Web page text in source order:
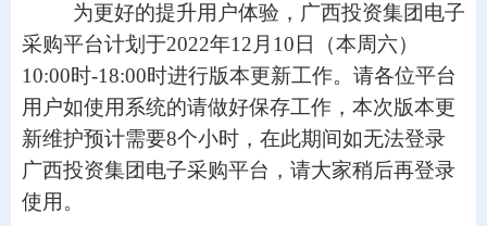
为更好的提升用户体验，广西投资集团电子
采购平台计划于2022年12 月 10 日 （本周 六）
10:00时-18:00时进行版本更新工作。请各位平台
用户如使用系统的请做好保存工作，本次版本更
新维护预计需要8个小时，在此期间如无法登录
广西投资集团电子采购平台，请大家稍后再登录
使用。